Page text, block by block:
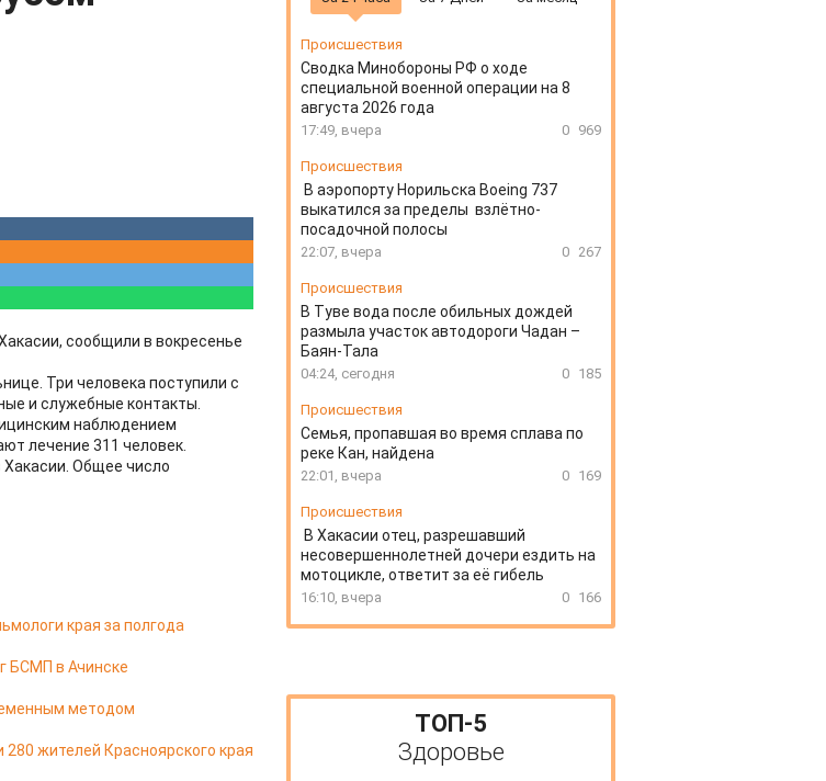
сообщили в вокресенье
Три человека поступили с
и служебные контакты.
наблюдением
лечение 311 человек.
Хакасии. Общее число
края за полгода
БСМП в Ачинске
методом
жителей Красноярского края
Происшествия
Сводка Минобороны РФ о ходе
специальной военной операции на 8
августа 2026 года
17:49, вчера 0 969
Происшествия
В аэропорту Норильска Boeing 737
выкатился за пределы взлётно-
посадочной полосы
22:07, вчера 0 267
Происшествия
В Туве вода после обильных дождей
размыла участок автодороги Чадан –
Баян-Тала
04:24, сегодня 0 185
Происшествия
Семья, пропавшая во время сплава по
реке Кан, найдена
22:01, вчера 0 169
Происшествия
В Хакасии отец, разрешавший
несовершеннолетней дочери ездить на
мотоцикле, ответит за её гибель
16:10, вчера 0 166
ТОП-5
Здоровье